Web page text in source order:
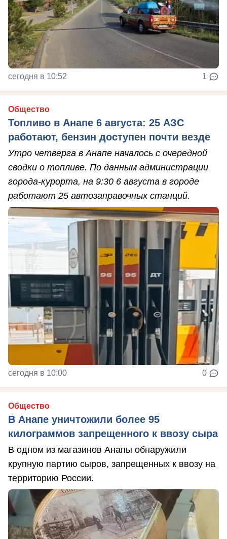
сегодня в 10:52 1
Общество
Топливо в Анапе 6 августа: 25 АЗС
работают, бензин доступен почти везде
Утро четверга в Анапе началось с очередной
сводки о топливе. По данным администрации
города-курорта, на 9:30 6 августа в городе
работают 25 автозаправочных станций.
сегодня в 10:00 0
Общество
В Анапе уничтожили более 95
килограммов запрещенного к ввозу сыра
В одном из магазинов Анапы обнаружили
крупную партию сыров, запрещенных к ввозу на
территорию России.